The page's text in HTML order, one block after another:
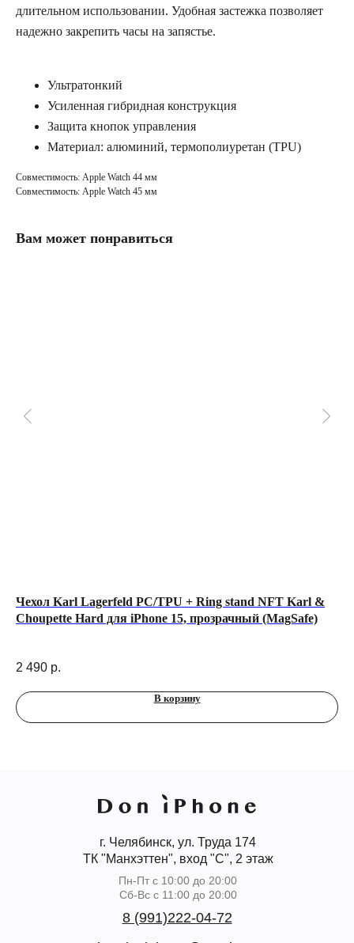
длительном использовании. Удобная застежка позволяет
надежно закрепить часы на запястье.
Ультратонкий
Усиленная гибридная конструкция
Защита кнопок управления
Материал: алюминий, термополиуретан (TPU)
Совместимость: Apple Watch 44 мм
Совместимость: Apple Watch 45 мм
Вам может понравиться
Чехол Karl Lagerfeld PC/TPU + Ring stand NFT Karl &
Choupette Hard для iPhone 15, прозрачный (MagSafe)
2 490 р.
В корзину
г. Челябинск, ул. Труда 174
ТК "Манхэттен", вход "С", 2 этаж
Пн-Пт с 10:00 до 20:00
Сб-Вс с 11:00 до 20:00
8 (991)222-04-72